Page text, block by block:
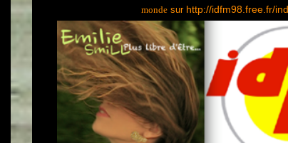
monde sur http://idfm98.free.fr/